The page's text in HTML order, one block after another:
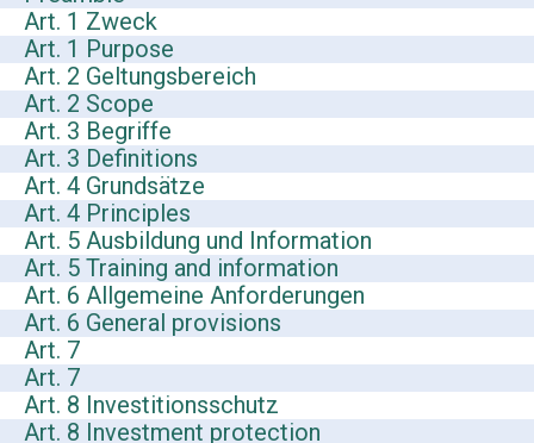
Art. 1 Zweck
Art. 1 Purpose
Art. 2 Geltungsbereich
Art. 2 Scope
Art. 3 Begriffe
Art. 3 Definitions
Art. 4 Grundsätze
Art. 4 Principles
Art. 5 Ausbildung und Information
Art. 5 Training and information
Art. 6 Allgemeine Anforderungen
Art. 6 General provisions
Art. 7
Art. 7
Art. 8 Investitionsschutz
Art. 8 Investment protection